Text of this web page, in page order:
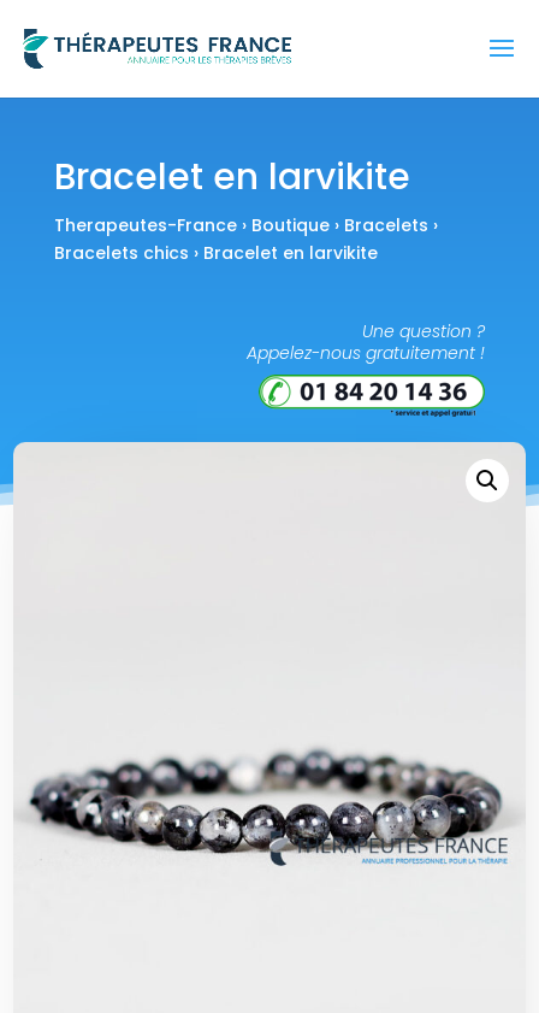
Bracelet en larvikite
Therapeutes-France› Boutique› Bracelets ›
Bracelets chics › Bracelet en larvikite
Une question ?
Appelez-nous gratuitement !